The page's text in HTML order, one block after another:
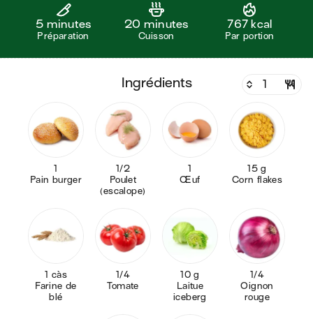
5 minutes
Préparation
20 minutes
Cuisson
767 kcal
Par portion
ingrédients
1
Pain burger
1/2
Poulet
(escalope)
1
Œuf
15 g
Corn flakes
1 càs
Farine de
blé
1/4
Tomate
10 g
Laitue
iceberg
1/4
Oignon
rouge